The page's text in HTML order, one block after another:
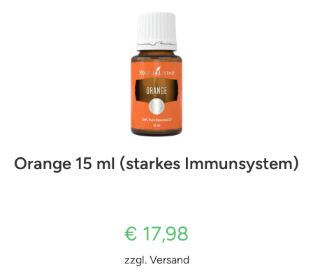
Orange 15 ml (starkes Immunsystem)
€ 17,98
zzgl. Versand